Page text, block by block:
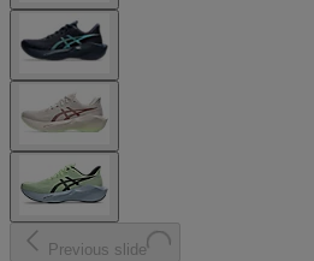
Previous slide